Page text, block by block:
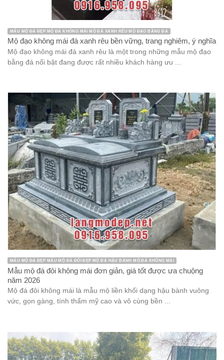
MẪU MỘ ĐÁ ĐẸP MỘ ĐÁ KHÔNG MÁI MỘ ĐÁ XANH RÊU MỘ ĐẠO BẰNG ĐÁ
Mộ đạo không mái đá xanh rêu bền vững, trang nghiêm, ý nghĩa
Mộ đạo không mái đá xanh rêu là một trong những mẫu mộ đạo
bằng đá nổi bật đang được rất nhiều khách hàng ưu ...
MẪU MỘ ĐÁ ĐẸP MẪU MỘ ĐÁ ĐÔI ĐẸP MỘ ĐÁ HẬU BÀNH MỘ ĐÁ KHÔNG MÁI
Mẫu mộ đá đôi không mái đơn giản, giá tốt được ưa chuộng
năm 2026
Mộ đá đôi không mái là mẫu mộ liền khối dạng hậu bành vuông
vức, gọn gàng, tính thẩm mỹ cao và vô cùng bền ...